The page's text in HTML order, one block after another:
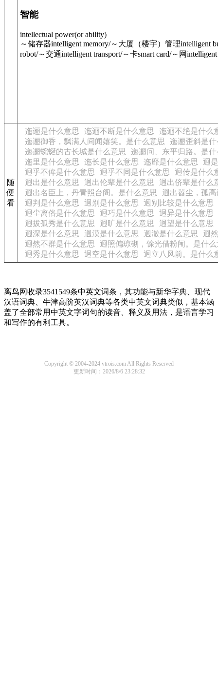
智能
intellectual power(or ability)
～储存器intelligent memory/～大厦（楼宇）管理intelligent
robot/～交通intelligent transport/～卡smart card/～网
随
便
看
迤逦是什么意思 迤逦不断是什么意思
迤逦不绝是什么
迤逦御香，飘满人间闻嬉笑。是什么意思
迤逦歪斜是
迤逦蜿蜒的古长城是什么意思
迤逦问、东平归路。是
迤里是什么意思
迤长是什么意思 迤靡是什么意思
迥
迥乎不侔是什么意思
迥乎不同是什么意思
迥传是什么
迥出是什么意思
迥出伦辈是什么意思
迥出侪辈是什么
迥出名臣上，丹青照台阁。是什么意思
迥出嚣尘，孤
迥判是什么意思
迥别是什么意思
迥别比较是什么意思
迥尘离俗是什么意思
迥巧是什么意思
迥异是什么意思
迥拔孤秀是什么意思
迥旷是什么意思
迥望是什么意思
迥深是什么意思
迥漠是什么意思 迥澈是什么意思
迥
迥然不群是什么意思
迥照偏琼砌，馀光借粉闱。是什
迥秀是什么意思
迥空是什么意思 迥立八风前。是什么
离鸟网收录3541549条中英文词条，其功能与新华字典、现代
汉语词典、牛津高阶英汉词典等各类中英文词典类似，基本涵
盖了全部常用中英文字词句的读音、释义及用法，是语言学习
和写作的有利工具。
Copyright © 2004-2024 vtrois.com All Rights Reserved
更新时间：2026/8/6 23:28:32